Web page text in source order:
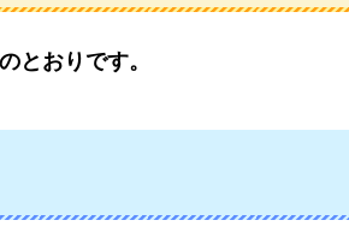
とおりです。